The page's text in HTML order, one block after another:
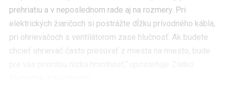
prehriatiu a v neposlednom rade aj na rozmery. Pri
elektrických žiaričoch si postrážte dĺžku prívodného kábla,
pri ohrievačoch s ventilátorom zase hlučnosť. Ak budete
chcieť ohrievač často presúvať z miesta na miesto, bude